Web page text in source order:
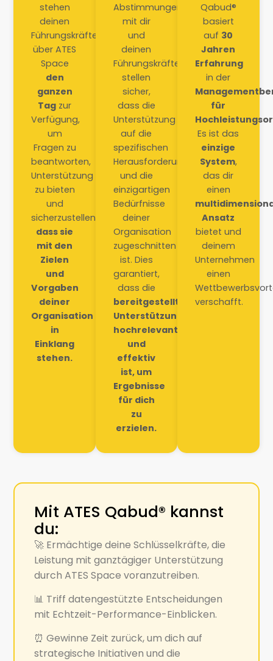
stehen
deinen
Führungskräften
über ATES
Space
den
ganzen
Tag zur
Verfügung,
um
Fragen zu
beantworten,
Unterstützung
zu bieten
und
sicherzustellen,
dass sie
mit den
Zielen
und
Vorgaben
deiner
Organisation
in
Einklang
stehen.
Abstimmungen
mit dir
und
deinen
Führungskräften
stellen
sicher,
dass die
Unterstützung
auf die
spezifischen
Herausforderungen
und die
einzigartigen
Bedürfnisse
deiner
Organisation
zugeschnitten
ist. Dies
garantiert,
dass die
bereitgestellte
Unterstützung
hochrelevant
und
effektiv
ist, um
Ergebnisse
für dich
zu
erzielen.
Qabud®
basiert
auf 30
Jahren
Erfahrung
in der
für
Es ist das
einzige
System,
das dir
einen
Ansatz
bietet und
deinem
Unternehmen
einen
verschafft.
Mit ATES Qabud® kannst
du:
🚀 Ermächtige deine Schlüsselkräfte, die
Leistung mit ganztägiger Unterstützung
durch ATES Space voranzutreiben.
📊 Triff datengestützte Entscheidungen
mit Echtzeit-Performance-Einblicken.
⏰ Gewinne Zeit zurück, um dich auf
strategische Initiativen und die